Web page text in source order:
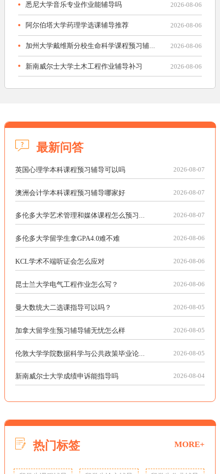
悉尼大学音乐专业作业能辅导吗 2026-08-06
阿尔伯塔大学药理学选课辅导推荐 2026-08-06
加州大学戴维斯分校生命科学课程预习辅... 2026-08-06
新南威尔士大学土木工程作业辅导补习 2026-08-06
最新问答
英国心理学本科课程预习辅导可以吗 2026-08-07
澳洲会计学本科课程预习辅导哪家好 2026-08-07
多伦多大学艺术管理和媒体课程怎么预习... 2026-08-07
多伦多大学留学生拿GPA4.0难不难 2026-08-06
KCL学术不端听证会怎么应对 2026-08-06
昆士兰大学电气工程作业怎么写？ 2026-08-06
曼大数统大二选课指导可以吗？ 2026-08-05
加拿大留学生预习辅导辅无忧怎么样 2026-08-05
伦敦大学学院数据科学与公共政策毕业论... 2026-08-05
新南威尔士大学成绩申诉能指导吗 2026-08-04
热门标签 MORE+